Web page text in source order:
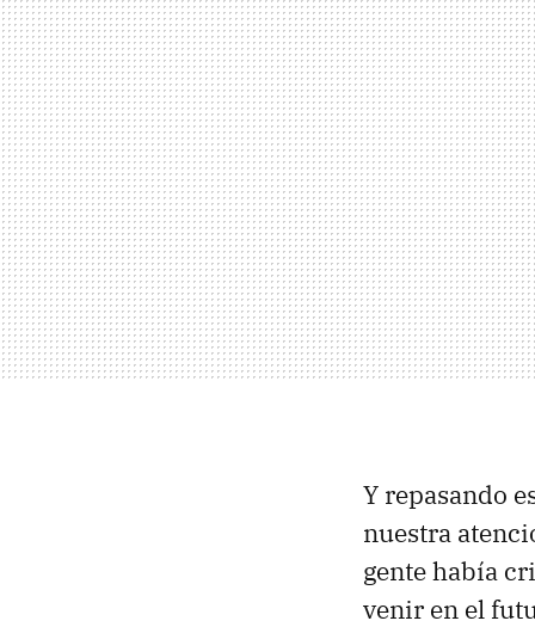
Y repasando
nuestra
gente había
venir en el